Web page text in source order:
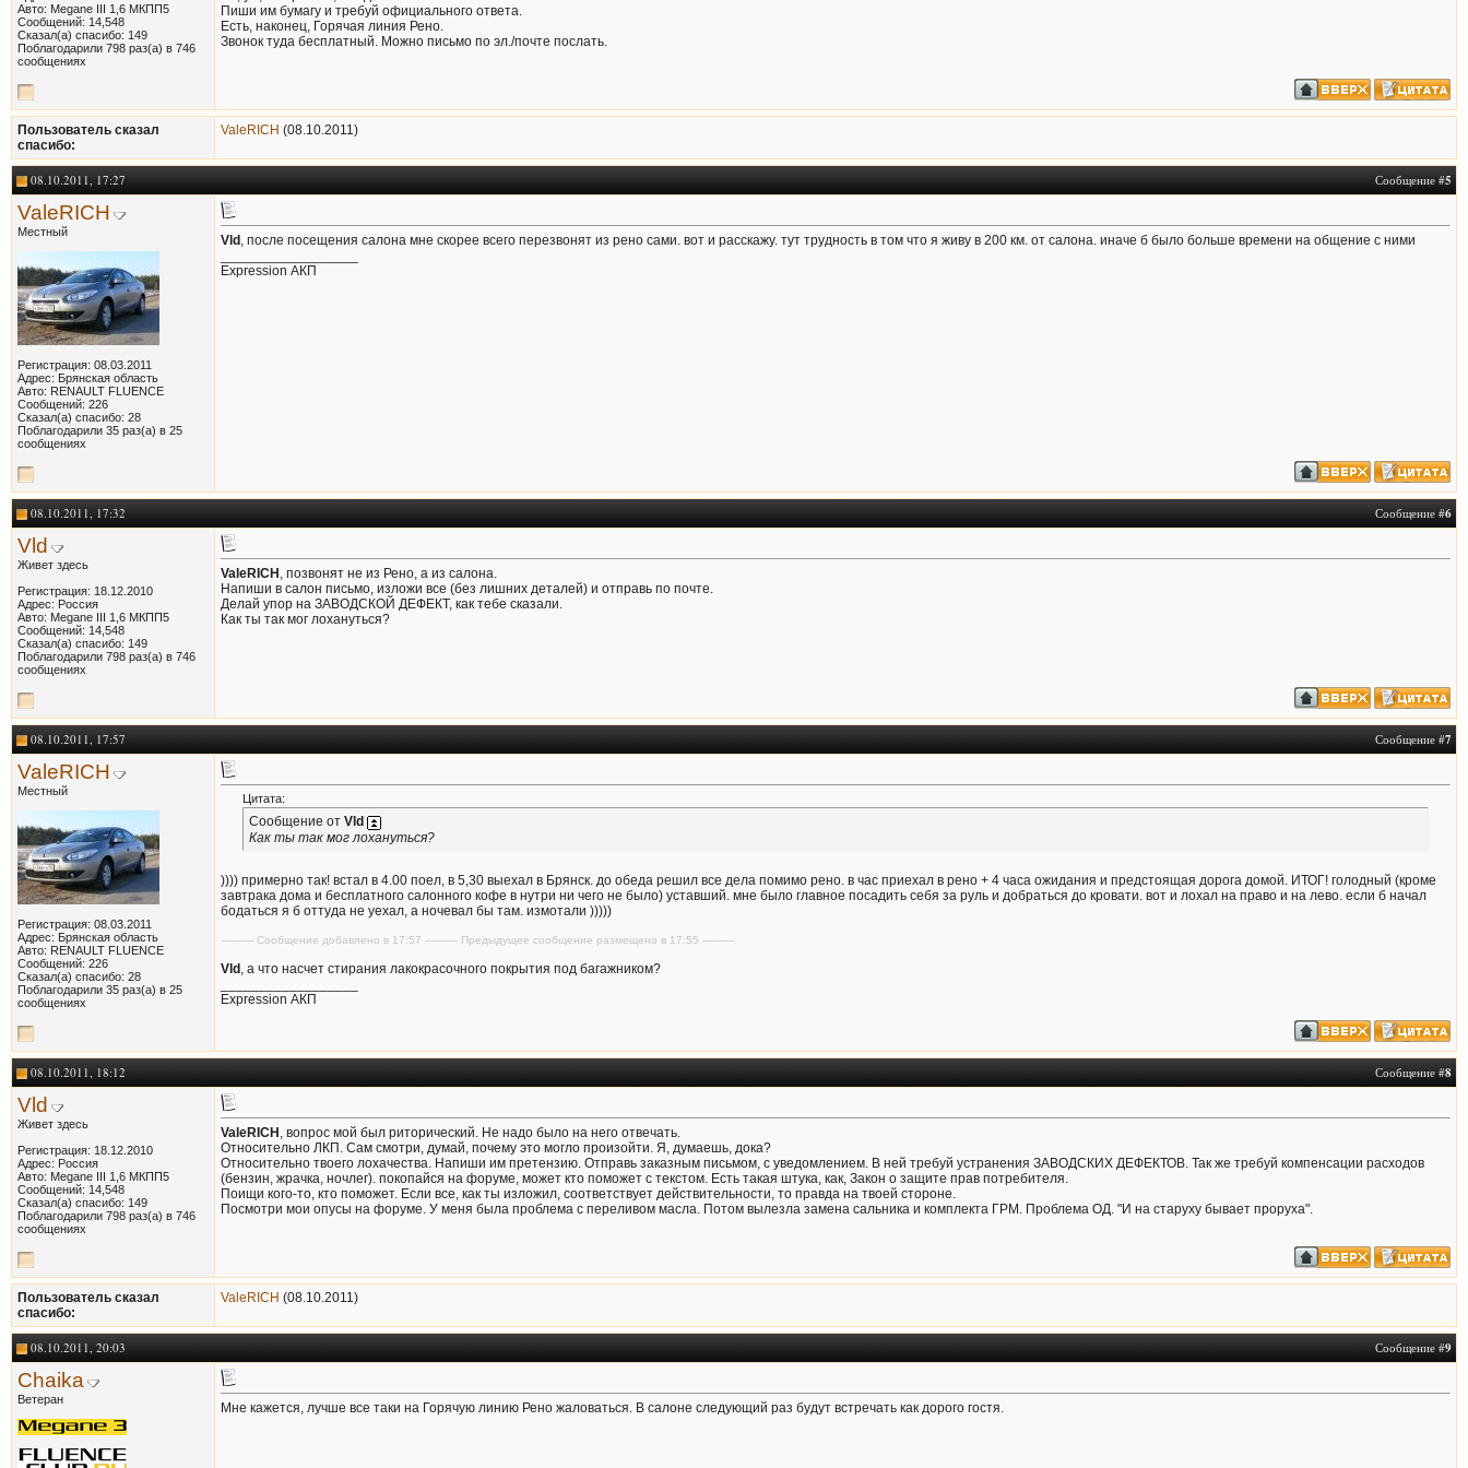
Авто: Megane III 1,6 МКПП5
Сообщений: 14,548
Сказал(а) спасибо: 149
Поблагодарили 798 раз(а) в 746
сообщениях
Пиши им бумагу и требуй официального ответа.
Есть, наконец, Горячая линия Рено.
Звонок туда бесплатный. Можно письмо по эл./почте послать.
Пользователь сказал
cпасибо:
ValeRICH (08.10.2011)
08.10.2011, 17:27 Сообщение #5
ValeRICH
Местный
Регистрация: 08.03.2011
Адрес: Брянская область
Авто: RENAULT FLUENCE
Сообщений: 226
Сказал(а) спасибо: 28
Поблагодарили 35 раз(а) в 25
сообщениях
Vld , после посещения салона мне скорее всего перезвонят из рено сами. вот и расскажу. тут трудность в том что я живу в 200 км. от салона. иначе б было больше времени на общение с ними
Expression АКП
08.10.2011, 17:32 Сообщение #6
Vld
Живет здесь
Регистрация: 18.12.2010
Адрес: Россия
Авто: Megane III 1,6 МКПП5
Сообщений: 14,548
Сказал(а) спасибо: 149
Поблагодарили 798 раз(а) в 746
сообщениях
ValeRICH , позвонят не из Рено, а из салона.
Напиши в салон письмо, изложи все (без лишних деталей) и отправь по почте.
Делай упор на ЗАВОДСКОЙ ДЕФЕКТ, как тебе сказали.
Как ты так мог лохануться?
08.10.2011, 17:57 Сообщение #7
ValeRICH
Местный
Регистрация: 08.03.2011
Адрес: Брянская область
Авто: RENAULT FLUENCE
Сообщений: 226
Сказал(а) спасибо: 28
Поблагодарили 35 раз(а) в 25
сообщениях
Цитата:
Сообщение от Vld
Как ты так мог лохануться?
)))) примерно так! встал в 4.00 поел, в 5,30 выехал в Брянск. до обеда решил все дела помимо рено. в час приехал в рено + 4 часа ожидания и предстоящая дорога домой. ИТОГ! голодный (кроме
завтрака дома и бесплатного салонного кофе в нутри ни чего не было) уставший. мне было главное посадить себя за руль и добраться до кровати. вот и лохал на право и на лево. если б начал
бодаться я б оттуда не уехал, а ночевал бы там. измотали )))))
---------- Сообщение добавлено в 17:57 ---------- Предыдущее сообщение размещено в 17:55 ----------
Vld , а что насчет стирания лакокрасочного покрытия под багажником?
Expression АКП
08.10.2011, 18:12 Сообщение #8
Vld
Живет здесь
Регистрация: 18.12.2010
Адрес: Россия
Авто: Megane III 1,6 МКПП5
Сообщений: 14,548
Сказал(а) спасибо: 149
Поблагодарили 798 раз(а) в 746
сообщениях
ValeRICH , вопрос мой был риторический. Не надо было на него отвечать.
Относительно ЛКП. Сам смотри, думай, почему это могло произойти. Я, думаешь, дока?
Относительно твоего лохачества. Напиши им претензию. Отправь заказным письмом, с уведомлением. В ней требуй устранения ЗАВОДСКИХ ДЕФЕКТОВ. Так же требуй компенсации расходов
(бензин, жрачка, ночлег). покопайся на форуме, может кто поможет с текстом. Есть такая штука, как, Закон о защите прав потребителя.
Поищи кого-то, кто поможет. Если все, как ты изложил, соответствует действительности, то правда на твоей стороне.
Посмотри мои опусы на форуме. У меня была проблема с переливом масла. Потом вылезла замена сальника и комплекта ГРМ. Проблема ОД. "И на старуху бывает проруха".
Пользователь сказал
cпасибо:
ValeRICH (08.10.2011)
08.10.2011, 20:03 Сообщение #9
Chaika
Ветеран
Мне кажется, лучше все таки на Горячую линию Рено жаловаться. В салоне следующий раз будут встречать как дорого гостя.